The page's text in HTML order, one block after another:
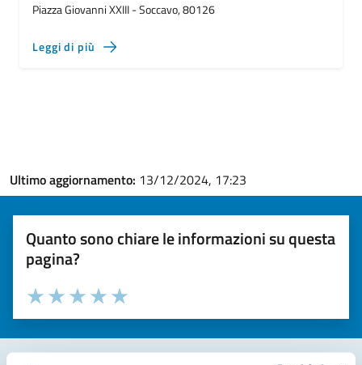
Piazza Giovanni XXIII - Soccavo, 80126
Leggi di più
Ultimo aggiornamento: 13/12/2024, 17:23
Quanto sono chiare le informazioni su questa
pagina?
Valuta la chiarezza delle informazioni (da 1 a 5 stelle)
Seleziona il numero di stelle per valutare la chiarezza delle
Valuta 5 stelle su 5
Valuta 4 stelle su 5
Valuta 3 stelle su 5
Valuta 2 stelle su 5
Valuta 1 stelle su 5